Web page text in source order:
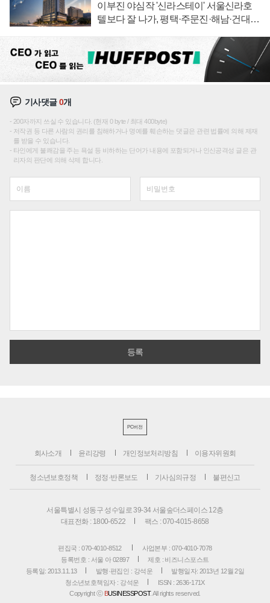
이부진 야심작 '신라스테이' 서울신라호
텔보다 잘 나가, 평택·주문진·해남·건대로
기사댓글0개
200자까지 쓰실 수 있습니다. (현재 0 byte / 최대 400byte)
저작권 등 다른 사람의 권리를 침해하거나 명예를 훼손하는 댓글은 관련 법률에 의해 제재
를 받을 수 있습니다.
타인에게 불쾌감을 주는 욕설 등 비하하는 단어가 내용에 포함되거나 인신공격성 글은 관
리자의 판단에 의해 삭제 합니다.
PC버전
회사소개 윤리강령 개인정보처리방침 이용자위원회
청소년보호정책 정정·반론보도 기사심의규정 불편신고
서울특별시 성동구 성수일로 39-34 서울숲더스페이스 12층
대표전화 : 1800-6522
팩스 : 070-4015-8658
편집국 : 070-4010-8512
사업본부 : 070-4010-7078
등록번호 : 서울 아 02897
제호 : 비즈니스포스트
등록일: 2013.11.13
발행·편집인 : 강석운
발행일자: 2013년 12월 2일
청소년보호책임자 : 강석운
ISSN : 2636-171X
Copyright ⓒ BUSINESSPOST. All rights reserved.